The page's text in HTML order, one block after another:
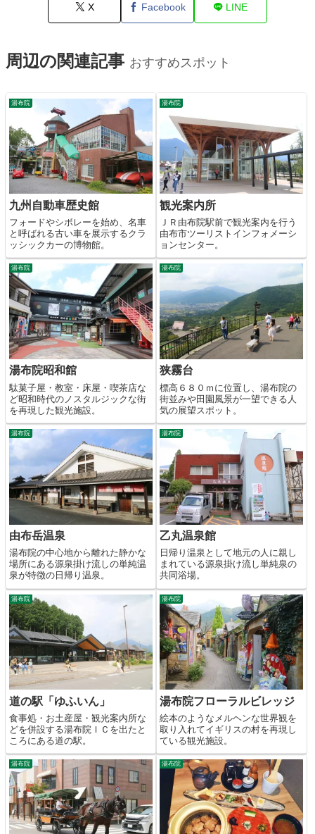
X Facebook LINE
周辺の関連記事 おすすめスポット
湯布院
九州自動車歴史館
フォードやシボレーを始め、名車
と呼ばれる古い車を展示するクラ
ッシックカーの博物館。
湯布院
観光案内所
ＪＲ由布院駅前で観光案内を行う
由布市ツーリストインフォメーシ
ョンセンター。
湯布院
湯布院昭和館
駄菓子屋・教室・床屋・喫茶店な
ど昭和時代のノスタルジックな街
を再現した観光施設。
湯布院
狭霧台
標高６８０ｍに位置し、湯布院の
街並みや田園風景が一望できる人
気の展望スポット。
湯布院
由布岳温泉
湯布院の中心地から離れた静かな
場所にある源泉掛け流しの単純温
泉が特徴の日帰り温泉。
湯布院
乙丸温泉館
日帰り温泉として地元の人に親し
まれている源泉掛け流し単純泉の
共同浴場。
湯布院
道の駅「ゆふいん」
食事処・お土産屋・観光案内所な
どを併設する湯布院ＩＣを出たと
ころにある道の駅。
湯布院
湯布院フローラルビレッジ
絵本のようなメルヘンな世界観を
取り入れてイギリスの村を再現し
ている観光施設。
湯布院 湯布院